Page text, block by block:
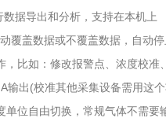
据导出和分析，支持在本机上
盖数据或不覆盖数据，自动停
如：修改报警点、浓度校准
出(校准其他采集设备需用这个
位自由切换，常规气体不需要